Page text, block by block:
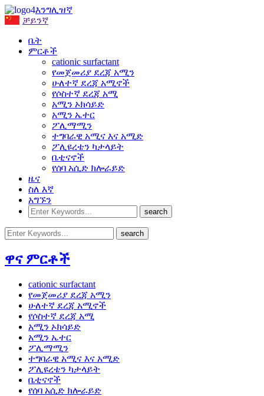
እንግሊዝኛ
ቻይንኛ
ቤት
ምርቶች
cationic surfactant
የመጀመሪያ ደረጃ አሚን
ሁለተኛ ደረጃ አሚኖች
የሶስተኛ ደረጃ አሚ
አሚን ኦክሳይድ
አሚን ኤተር
ፖሊማሚን
ተግባራዊ አሚና እና አሚድ
ፖሊዩረቴን ካታላይት
ቤቲናኖች
የሰባ አሲድ ክሎራይድ
ዜና
ስለ እኛ
አግኙን
ዋና ምርቶች
cationic surfactant
የመጀመሪያ ደረጃ አሚን
ሁለተኛ ደረጃ አሚኖች
የሶስተኛ ደረጃ አሚ
አሚን ኦክሳይድ
አሚን ኤተር
ፖሊማሚን
ተግባራዊ አሚና እና አሚድ
ፖሊዩረቴን ካታላይት
ቤቲናኖች
የሰባ አሲድ ክሎራይድ